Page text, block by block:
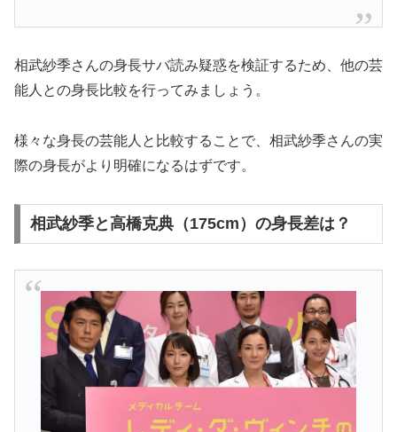
相武紗季さんの身長サバ読み疑惑を検証するため、他の芸
能人との身長比較を行ってみましょう。
様々な身長の芸能人と比較することで、相武紗季さんの実
際の身長がより明確になるはずです。
相武紗季と高橋克典（175cm）の身長差は？